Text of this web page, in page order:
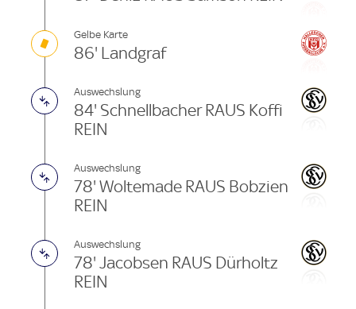
Gelbe Karte
86' Landgraf
Auswechslung
84' Schnellbacher RAUS Koffi
REIN
Auswechslung
78' Woltemade RAUS Bobzien
REIN
Auswechslung
78' Jacobsen RAUS Dürholtz
REIN